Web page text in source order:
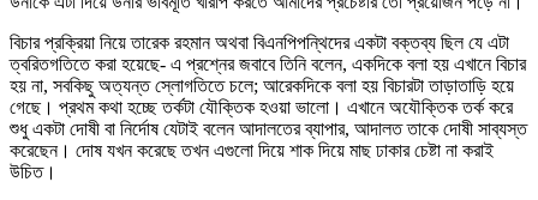
বিচার প্রক্রিয়া নিয়ে তারেক রহমান অথবা বিএনপিপন্থিদের একটা বক্তব্য ছিল যে এটা
ত্বরিতগতিতে করা হয়েছে- এ প্রশ্নের জবাবে তিনি বলেন, একদিকে বলা হয় এখানে বিচার
হয় না, সবকিছু অত্যন্ত স্লোগতিতে চলে; আরেকদিকে বলা হয় বিচারটা তাড়াতাড়ি হয়ে
গেছে। প্রথম কথা হচ্ছে তর্কটা যৌক্তিক হওয়া ভালো। এখানে অযৌক্তিক তর্ক করে
শুধু একটা দোষী বা নির্দোষ যেটাই বলেন আদালতের ব্যাপার, আদালত তাকে দোষী সাব্যস্ত
করেছেন। দোষ যখন করেছে তখন এগুলো দিয়ে শাক দিয়ে মাছ ঢাকার চেষ্টা না করাই
উচিত।